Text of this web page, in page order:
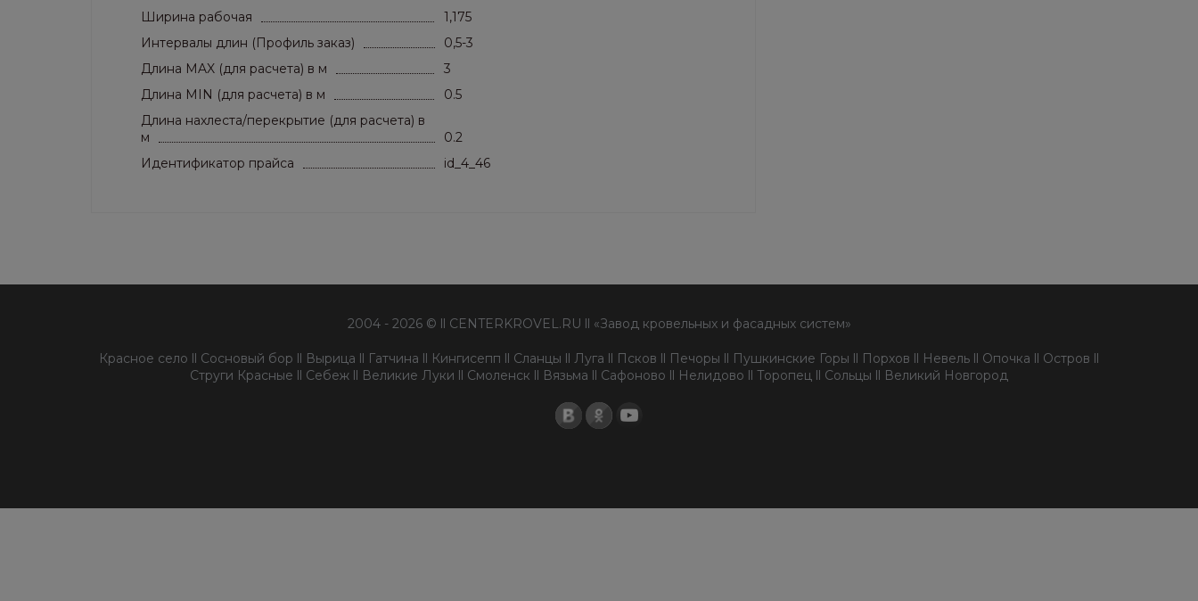
Ширина рабочая
1,175
Интервалы длин (Профиль заказ)
0,5-3
Длина MAX (для расчета) в м
3
Длина MIN (для расчета) в м
0.5
Длина нахлеста/перекрытие (для расчета) в
м
0.2
Идентификатор прайса
id_4_46
2004 - 2026 © ll CENTERKROVEL.RU ll «Завод кровельных и фасадных систем»
Красное село ll Сосновый бор ll Вырица ll Гатчина ll Кингисепп ll Сланцы ll Луга ll Псков ll Печоры ll Пушкинские Горы ll Порхов ll Невель ll Опочка ll Остров ll
Струги Красные ll Себеж ll Великие Луки ll Смоленск ll Вязьма ll Сафоново ll Нелидово ll Торопец ll Сольцы ll Великий Новгород